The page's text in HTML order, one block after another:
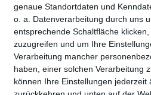
genaue Standortdaten und
o. a. Datenverarbeitung durch uns
entsprechende Schaltfläche
zuzugreifen und um Ihre
Verarbeitung mancher
haben, einer solchen Verarbeitung
können Ihre Einstellungen